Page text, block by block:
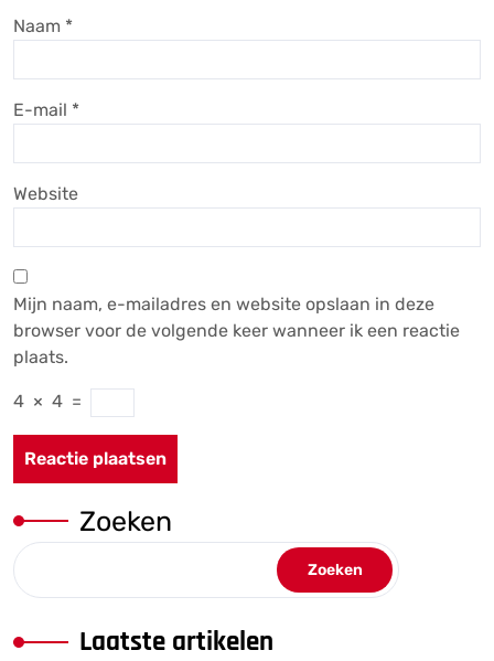
Naam *
E-mail *
Website
Mijn naam, e-mailadres en website opslaan in deze
browser voor de volgende keer wanneer ik een reactie
plaats.
4 × 4 =
Zoeken
Zoeken
Laatste artikelen